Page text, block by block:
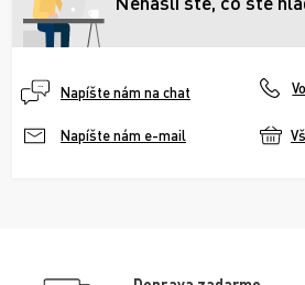
Napíšte nám na chat
Napíšte nám e-mail